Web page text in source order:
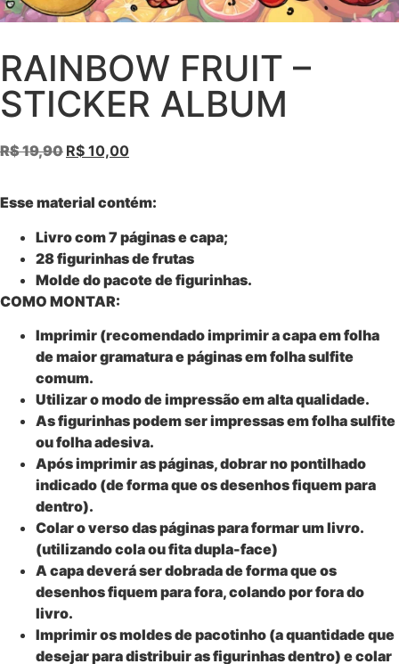
RAINBOW FRUIT –
STICKER ALBUM
R$19,90 R$ 10,00
Esse material contém:
Livro com 7 páginas e capa;
28 figurinhas de frutas
Molde do pacote de figurinhas.
COMO MONTAR:
Imprimir (recomendado imprimir a capa em folha
de maior gramatura e páginas em folha sulfite
comum.
Utilizar o modo de impressão em alta qualidade.
As figurinhas podem ser impressas em folha sulfite
ou folha adesiva.
Após imprimir as páginas, dobrar no pontilhado
indicado (de forma que os desenhos fiquem para
dentro).
Colar o verso das páginas para formar um livro.
(utilizando cola ou fita dupla-face)
A capa deverá ser dobrada de forma que os
desenhos fiquem para fora, colando por fora do
livro.
Imprimir os moldes de pacotinho (a quantidade que
desejar para distribuir as figurinhas dentro) e colar